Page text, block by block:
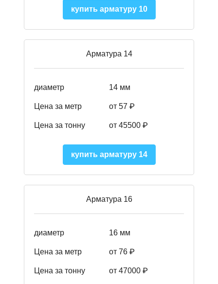
купить арматуру 10
Арматура 14
диаметр 14 мм
Цена за метр от 57 ₽
Цена за тонну от 45500 ₽
купить арматуру 14
Арматура 16
диаметр 16 мм
Цена за метр от 76 ₽
Цена за тонну от 47000 ₽